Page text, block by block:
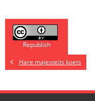
Republish
Hare majesteits koets